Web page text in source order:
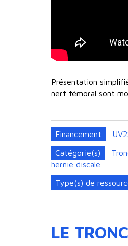
Présentation
nerf fémoral sont
Financement
Catégorie(s)
hernie discale
Type(s) de
LE